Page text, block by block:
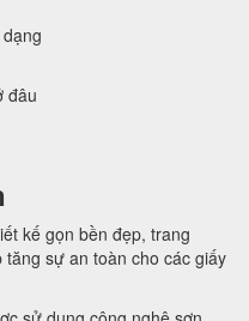
kế gọn bền đẹp, trang
sự an toàn cho các giấy